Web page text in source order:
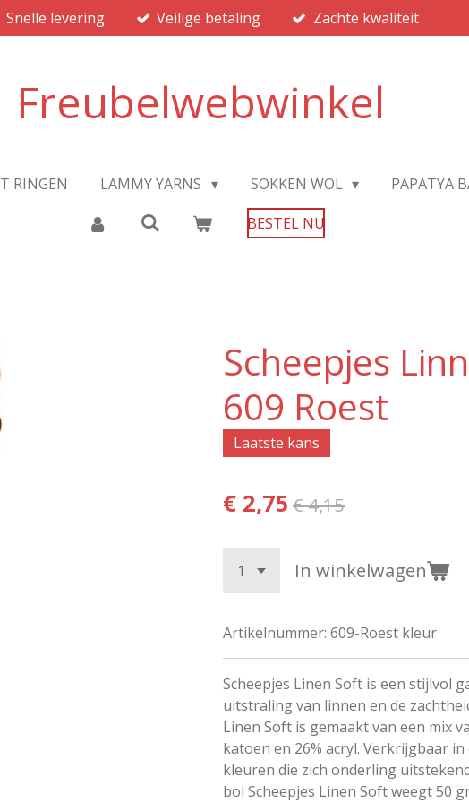
Snelle levering Veilige betaling Zachte kwaliteit
Freubelwebwinkel
RINGEN LAMMY YARNS SOKKEN WOL PAPATYA
BESTEL NU
Scheepjes
609 Roest
Laatste kans
€ 2,75 € 4,15
In winkelwagen
Artikelnummer: 609-Roest kleur
Scheepjes Linen Soft is een stijlvol
uitstraling van linnen en de
Linen Soft is gemaakt van een mix
katoen en 26% acryl. Verkrijgbaar
kleuren die zich onderling
bol Scheepjes Linen Soft weegt 50